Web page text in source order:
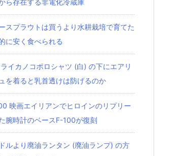
ら存在する非電化冷蔵庫
スプラウトは買うより水耕栽培で育てた
に安く食べられる
イカノコポロシャツ‎ (白) の下にエアリ
を着ると乳首透けは防げるのか
映画エイリアンでヒロインのリプリー
腕時計のベースF-100が復刻
ルより廃油ランタン (廃油ランプ) の方